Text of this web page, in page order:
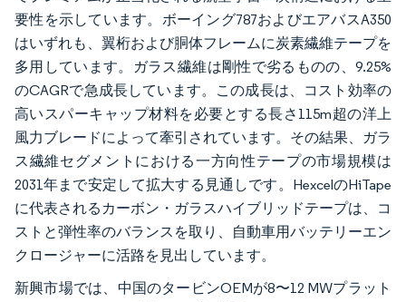
要性を示しています。ボーイング787およびエアバスA350
はいずれも、翼桁および胴体フレームに炭素繊維テープを
多用しています。ガラス繊維は剛性で劣るものの、9.25%
のCAGRで急成長しています。この成長は、コスト効率の
高いスパーキャップ材料を必要とする長さ115m超の洋上
風力ブレードによって牽引されています。その結果、ガラ
ス繊維セグメントにおける一方向性テープの市場規模は
2031年まで安定して拡大する見通しです。HexcelのHiTape
に代表されるカーボン・ガラスハイブリッドテープは、コ
ストと弾性率のバランスを取り、自動車用バッテリーエン
クロージャーに活路を見出しています。
新興市場では、中国のタービンOEMが8〜12 MWプラット